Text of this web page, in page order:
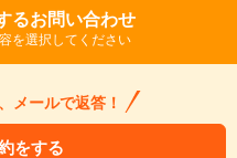
るお問い合わせ
を選択してください
メールで返答！
をする